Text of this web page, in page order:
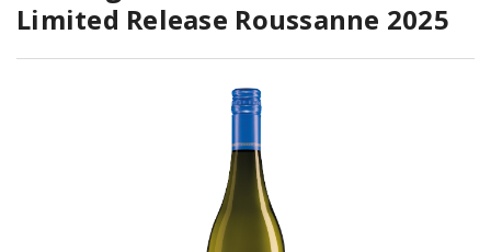
Limited Release Roussanne 2025